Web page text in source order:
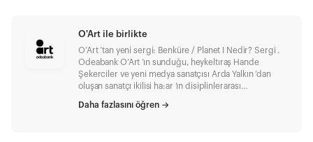
O'Art ile birlikte
O’Art ’tan yeni sergi: Benküre / Planet I Nedir? Sergi .
Odeabank O’Art ’ın sunduğu, heykeltıraş Hande
Şekerciler ve yeni medya sanatçısı Arda Yalkın ’dan
oluşan sanatçı ikilisi ha:ar ’ın disiplinlerarası
kapılarını açıyor. O’Art nedir? Yolculuğuna 2015 yılında
Daha fazlasını öğren →